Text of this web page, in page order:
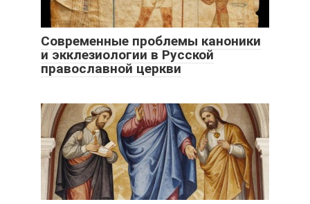
Современные проблемы каноники
и экклезиологии в Русской
православной церкви